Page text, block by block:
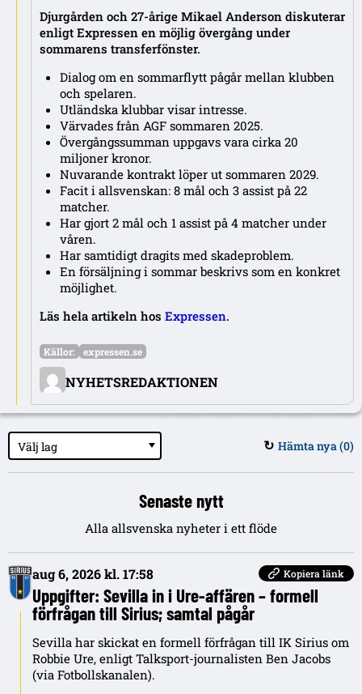
Djurgården och 27-årige Mikael Anderson diskuterar
enligt Expressen en möjlig övergång under
sommarens transferfönster.
Dialog om en sommarflytt pågår mellan klubben
och spelaren.
Utländska klubbar visar intresse.
Värvades från AGF sommaren 2025.
Övergångssumman uppgavs vara cirka 20
miljoner kronor.
Nuvarande kontrakt löper ut sommaren 2029.
Facit i allsvenskan: 8 mål och 3 assist på 22
matcher.
Har gjort 2 mål och 1 assist på 4 matcher under
våren.
Har samtidigt dragits med skadeproblem.
En försäljning i sommar beskrivs som en konkret
möjlighet.
Läs hela artikeln hos Expressen.
NYHETSREDAKTIONEN
Källor: expressen.se
Välj lag ↻ Hämta nya (0)
Senaste nytt
Alla allsvenska nyheter i ett flöde
aug 6, 2026 kl. 17:58 Kopiera länk
Uppgifter: Sevilla in i Ure-affären – formell
förfrågan till Sirius; samtal pågår
Sevilla har skickat en formell förfrågan till IK Sirius om
Robbie Ure, enligt Talksport-journalisten Ben Jacobs
(via Fotbollskanalen).